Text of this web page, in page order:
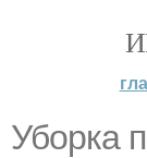
Уборка